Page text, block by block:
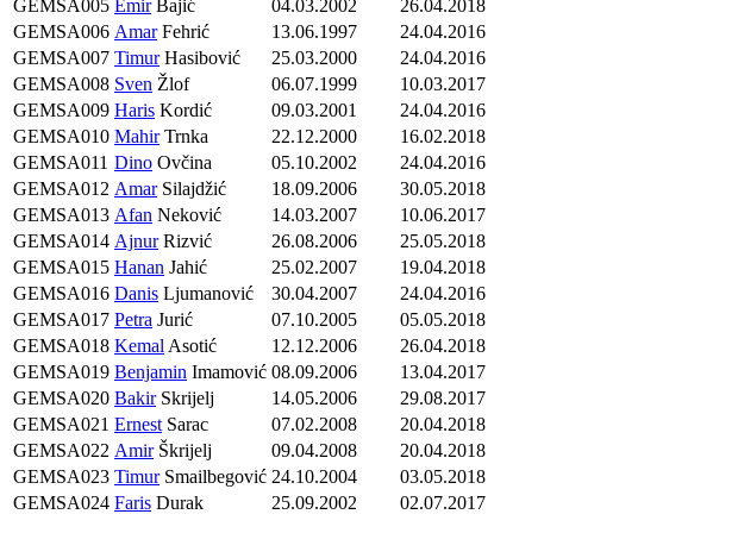
GEMSA005 EmirBajić 04.03.2002
26.04.2018
GEMSA006 AmarFehrić 13.06.1997
24.04.2016
GEMSA007 TimurHasibović 25.03.2000
24.04.2016
GEMSA008 Sven Žlof 06.07.1999
10.03.2017
GEMSA009 Haris Kordić 09.03.2001
24.04.2016
GEMSA010 MahirTrnka 22.12.2000
16.02.2018
GEMSA011 Dino Ovčina 05.10.2002
24.04.2016
GEMSA012 AmarSilajdžić 18.09.2006
30.05.2018
GEMSA013 Afan Neković 14.03.2007
10.06.2017
GEMSA014 AjnurRizvić 26.08.2006
25.05.2018
GEMSA015 Hanan Jahić 25.02.2007
19.04.2018
GEMSA016 Danis Ljumanović 30.04.2007
24.04.2016
GEMSA017 Petra Jurić 07.10.2005
05.05.2018
GEMSA018 Kemal Asotić 12.12.2006
26.04.2018
GEMSA019 Benjamin Imamović 08.09.2006
13.04.2017
GEMSA020 BakirSkrijelj 14.05.2006
29.08.2017
GEMSA021 Ernest Sarac 07.02.2008
20.04.2018
GEMSA022 AmirŠkrijelj 09.04.2008
20.04.2018
GEMSA023 TimurSmailbegović 24.10.2004
03.05.2018
GEMSA024 Faris Durak 25.09.2002 02.07.2017